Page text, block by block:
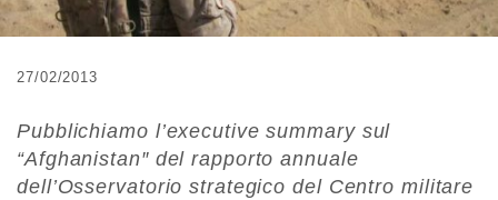
27/02/2013
Pubblichiamo l’executive summary sul
“Afghanistan″ del rapporto annuale
dell’Osservatorio strategico del Centro militare